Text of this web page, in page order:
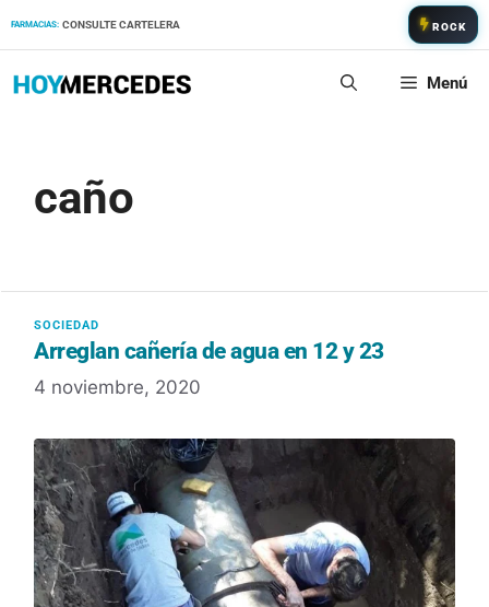
FARMACIAS: CONSULTE CARTELERA ROCK
Menú
caño
Arreglan cañería de agua en 12 y 23
4 noviembre, 2020